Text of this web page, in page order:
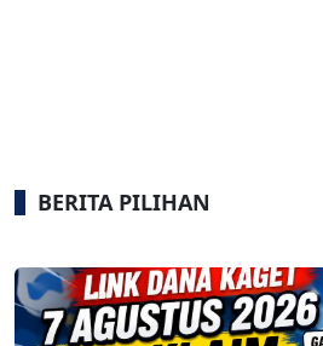
BERITA PILIHAN